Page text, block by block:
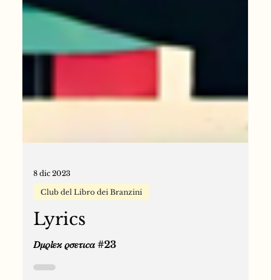
8 dic 2023
Club del Libro dei Branzini
Lyrics
𝐷𝜇𝜌𝑙𝜀𝜘 𝜌𝜎𝜀𝜏𝜄𝑐𝛼 #23